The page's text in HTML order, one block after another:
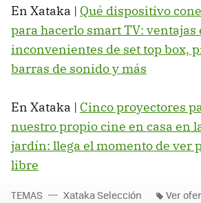
En Xataka | Qué dispositivo
para hacerlo smart TV: ventajas
inconvenientes de set top box,
barras de sonido y más
En Xataka | Cinco proyectores
nuestro propio cine en casa en
jardín: llega el momento de ver
libre
TEMAS Xataka Selección Ver